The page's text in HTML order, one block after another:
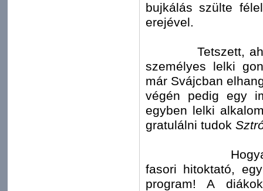
bujkálás szülte
erejével.
Tetszett, ahogy
személyes lelki
már Svájcban
végén pedig egy
egyben lelki
gratulálni tudok
Hogyan látta
fasori hitoktató,
program! A